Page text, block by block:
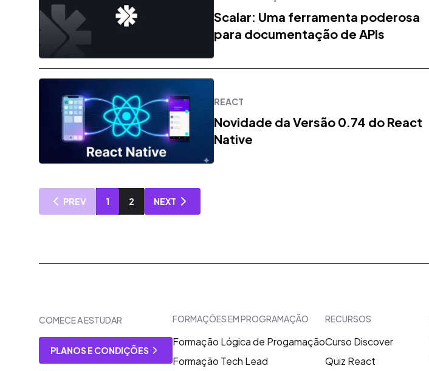
Scalar: Uma ferramenta poderosa
para documentação de APIs
REACT
Novidade da Versão 0.74 do React
Native
PREV 1 2 NEXT
COMECE A ESTUDAR
PLANOS E CONDIÇÕES
FORMAÇÕES EM PROGRAMAÇÃO
Formação Lógica de Progamação
Formação Tech Lead
RECURSOS
Curso Discover
Quiz React